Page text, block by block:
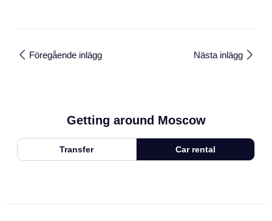
Föregående inlägg Nästa inlägg
Getting around Moscow
Transfer Car rental